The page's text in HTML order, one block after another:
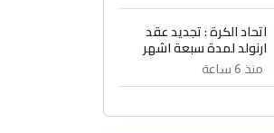
اتحاد الكرة : تجديد عقد
ارنولد لمدة سبعة اشهر
منذ 6 ساعة